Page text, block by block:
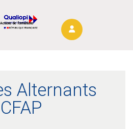
Actions de formations
Alternants